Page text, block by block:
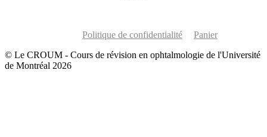
Politique de confidentialité
Panier
© Le CROUM - Cours de révision en ophtalmologie de l'Université
de Montréal 2026